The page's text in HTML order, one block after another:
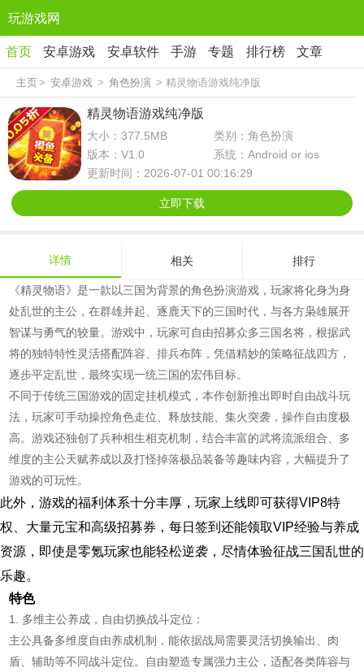
玩游戏网
首页 安卓游戏 安卓软件 手游 专题 排行榜 文章
主页> 安卓游戏 > 角色扮演 > 精灵物语游戏纯净版
精灵物语游戏纯净版
大小：377.5MB
类别：角色扮演
版本：V1.0
系统：Android or ios
更新时间：2026-07-01 00:16:29
立即下载
详情 相关 排行
《精灵物语》是一款以三国为背景的角色扮演游戏，玩家将化身为身
处乱世的主公，在群雄并起、逐鹿天下的三国时代，与各方枭雄展开
智谋与勇气的较量。游戏中，玩家可自由招募众多三国名将，根据武
将的独特特性灵活搭配阵容、排兵布阵，凭借精妙的策略征战四方，
逐步平定乱世，最终实现一统三国的宏伟目标。
不同于传统三国游戏的固定挂机模式，本作创新推出即时自由战斗玩
法，玩家可手动操控角色走位、释放技能、集火突袭，操作自由度极
高。游戏还独创了兵种相生相克机制，结合丰富的武将流派组合、多
维度的主公天赋养成以及打怪掉落极品装备等趣味内容，大幅提升了
游戏的可玩性。
此外，游戏的福利体系十分丰厚，玩家上线即可获得VIP8特
权、大量元宝和高级招募券，每日签到还能领取VIP经验与养成
资源，即使是零氪玩家也能轻松逆袭，尽情体验征战三国乱世的
乐趣。
特色
1. 多维主公养成，自由切换战斗定位：
主公具备多维度自由养成机制，能依据战局需要灵活切换输出、肉
盾、辅助等不同战斗定位。自由塑造专属强力主公，适配各类阵容与